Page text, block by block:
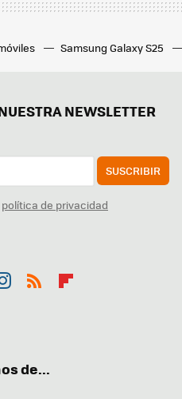
Samsung Galaxy S25
NEWSLETTER
SUSCRIBIR
política de privacidad
de...